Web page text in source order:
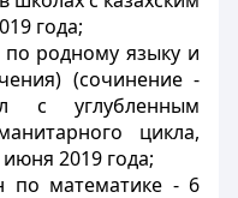
года;
родному языку и
(сочинение -
с углубленным
цикла,
2019 года;
по математике - 6